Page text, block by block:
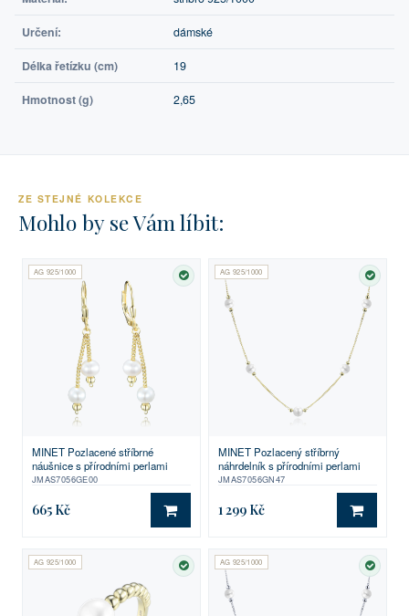
Určení: dámské
Délka řetízku (cm) 19
Hmotnost (g) 2,65
ZE STEJNÉ KOLEKCE
Mohlo by se Vám líbit:
AG 925/1000
SKLADEM
MINET Pozlacené stříbrné
náušnice s přírodními perlami
JMAS7056GE00
665 Kč DO KOŠÍKU
AG 925/1000
MINET Pozlacený stříbrný
náhrdelník s přírodními perlami
JMAS7056GN47
1 299 Kč DO
AG 925/1000
SKLADEM
AG 925/1000